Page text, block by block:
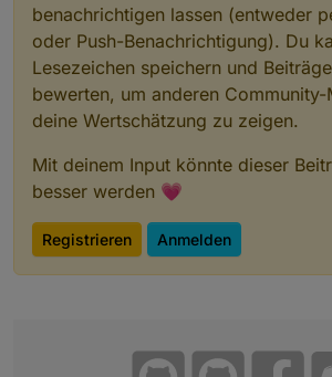
"user":
  "ts": 1608037099330,
"_id": "alias.0.linux-
  "acl": {
    "object": 1636,
    "state": 1636,
"owner":
"ownerGroup":
benachrichtigen lassen (entweder
oder Push-Benachrichtigung). Du
Lesezeichen speichern und
bewerten, um anderen
deine Wertschätzung zu zeigen.
Mit deinem Input könnte dieser
besser werden 💗
Registrieren Anmelden